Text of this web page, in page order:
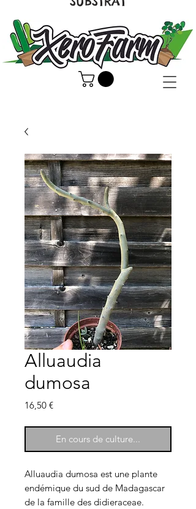
Alluaudia
dumosa
16,50 €Prix
En cours de culture...
Alluaudia dumosa est une plante
endémique du sud de Madagascar
de la famille des didieraceae.